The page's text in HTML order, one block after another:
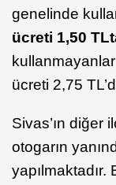
genelinde
ücreti 1,50 TL
ücreti 2,75
Sivas’ın diğer
otogarın